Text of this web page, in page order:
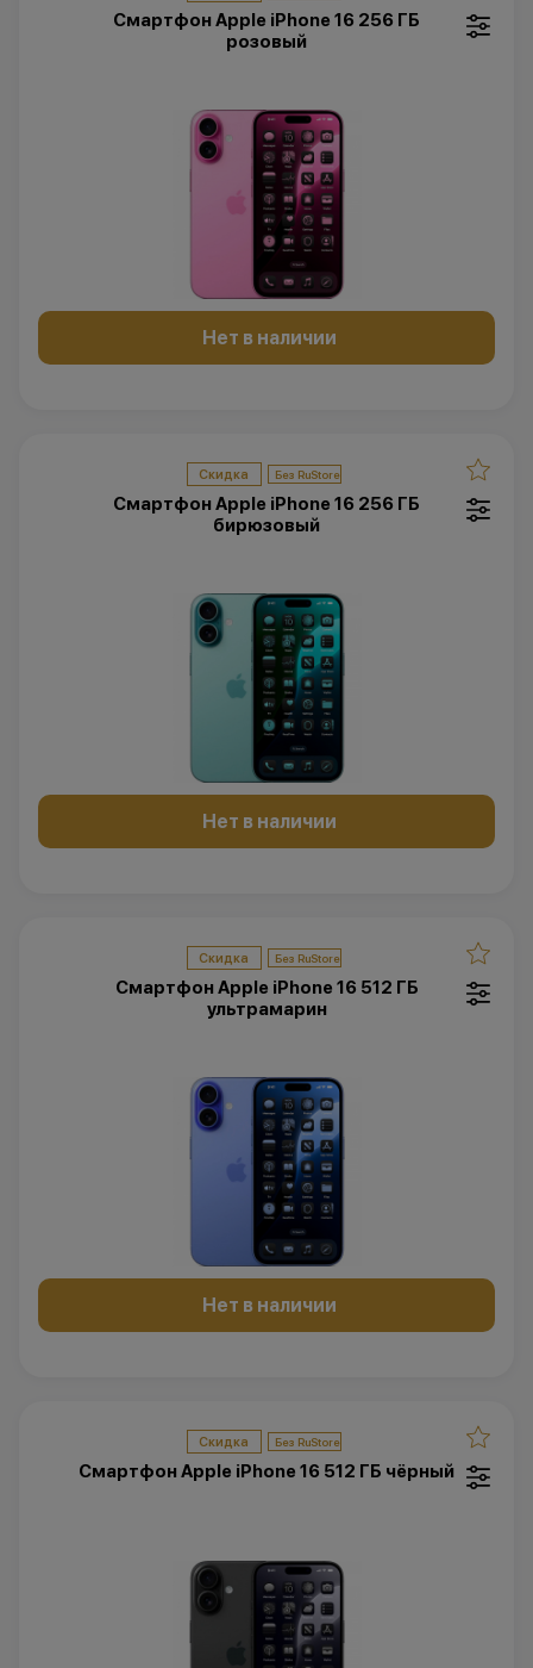
Смартфон Apple iPhone 16 256 ГБ
розовый
Нет в наличии
Скидка
Смартфон Apple iPhone 16 256 ГБ
бирюзовый
Нет в наличии
Скидка
Смартфон Apple iPhone 16 512 ГБ
ультрамарин
Нет в наличии
Скидка
Смартфон Apple iPhone 16 512 ГБ чёрный